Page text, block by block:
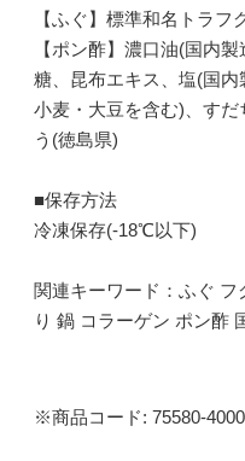
【ふぐ】標準和名トラフ
【ポン酢】濃口油(国内
糖、昆布エキス、塩(国
小麦・大豆を含む)、すだ
う(徳島県)
■保存方法
冷凍保存(-18℃以下)
関連キーワード：ふぐ
り 鍋 コラーゲン ポン酢
※商品コード: 75580-